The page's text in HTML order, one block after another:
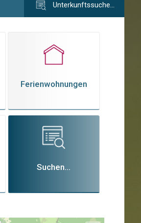
Unterkunftssuche…
Ferienwohnungen
Suchen...